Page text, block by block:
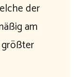
der
am